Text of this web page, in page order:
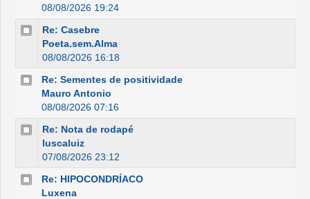
08/08/2026 19:24
Re: Casebre
Poeta.sem.Alma
08/08/2026 16:18
Re: Sementes de positividade
Mauro Antonio
08/08/2026 07:16
Re: Nota de rodapé
luscaluiz
07/08/2026 23:12
Re: HIPOCONDRÍACO
Luxena